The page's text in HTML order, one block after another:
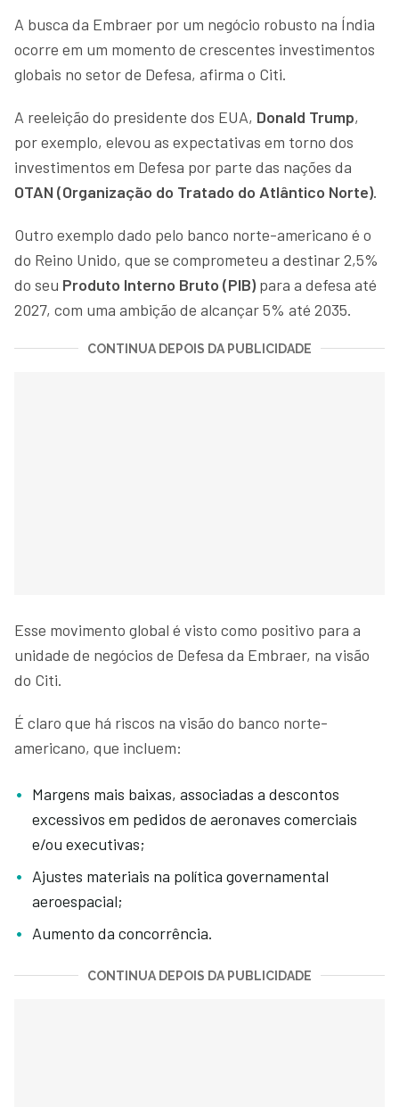
A busca da Embraer por um negócio robusto na Índia
ocorre em um momento de crescentes investimentos
globais no setor de Defesa, afirma o Citi.
A reeleição do presidente dos EUA, Donald Trump,
por exemplo, elevou as expectativas em torno dos
investimentos em Defesa por parte das nações da
OTAN (Organização do Tratado do Atlântico Norte).
Outro exemplo dado pelo banco norte-americano é o
do Reino Unido, que se comprometeu a destinar 2,5%
do seu Produto Interno Bruto (PIB) para a defesa até
2027, com uma ambição de alcançar 5% até 2035.
CONTINUA DEPOIS DA PUBLICIDADE
Esse movimento global é visto como positivo para a
unidade de negócios de Defesa da Embraer, na visão
do Citi.
É claro que há riscos na visão do banco norte-
americano, que incluem:
Margens mais baixas, associadas a descontos
excessivos em pedidos de aeronaves comerciais
e/ou executivas;
Ajustes materiais na política governamental
aeroespacial;
Aumento da concorrência.
CONTINUA DEPOIS DA PUBLICIDADE